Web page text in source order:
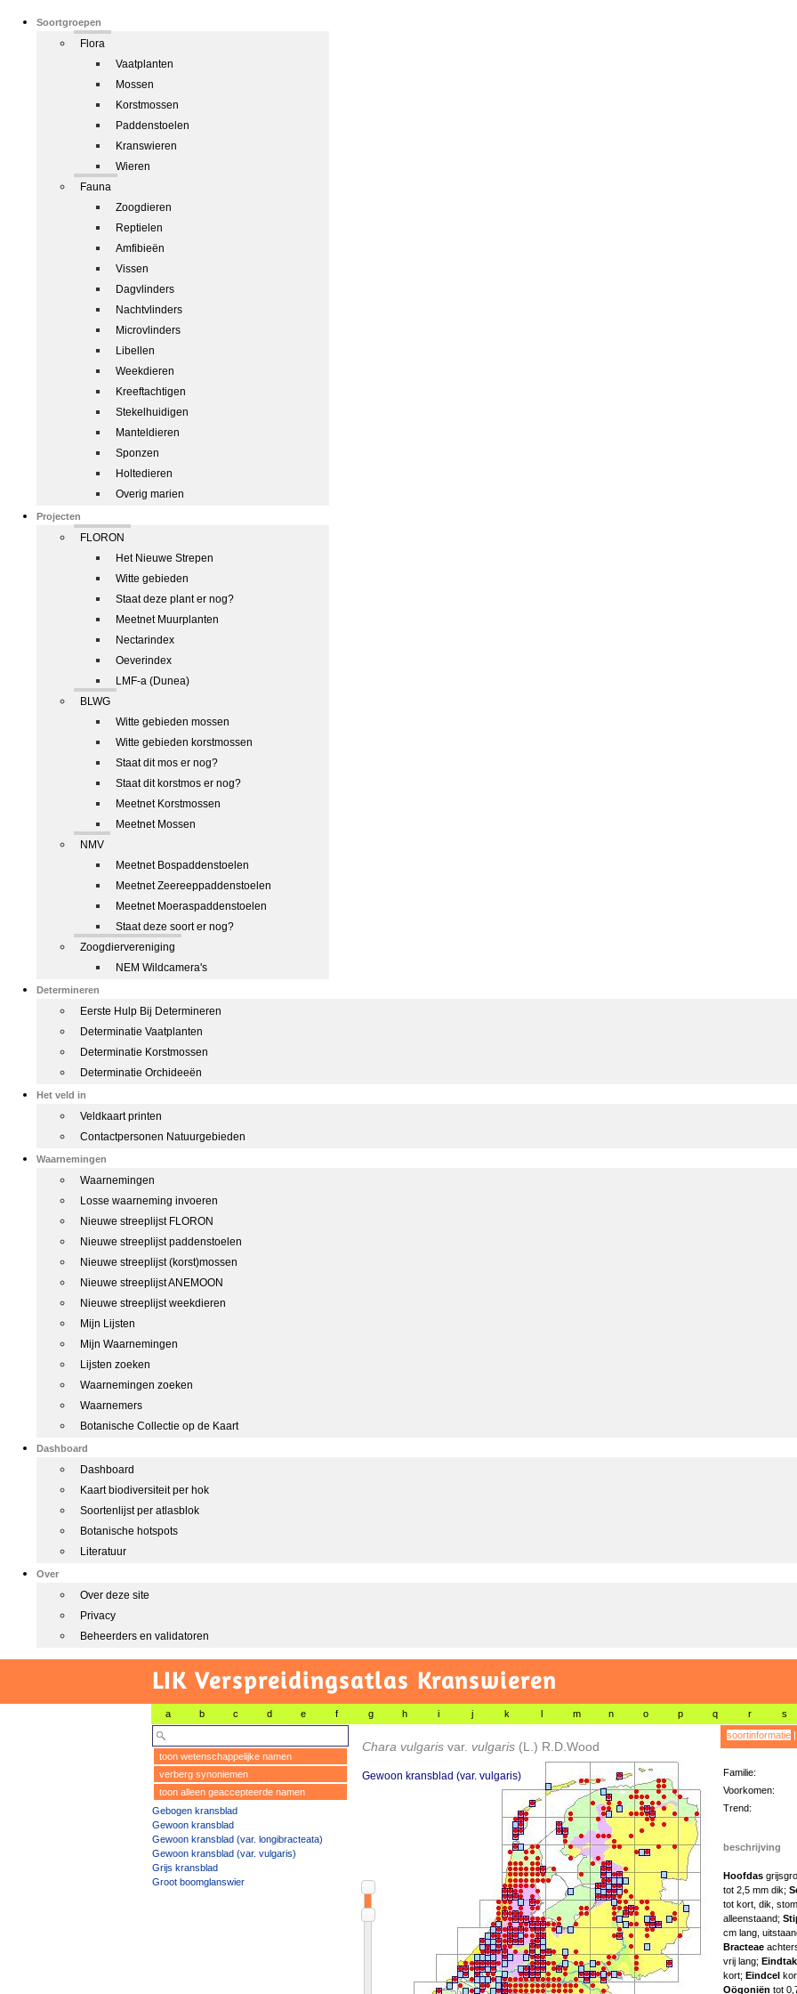
Soortgroepen
Flora
Vaatplanten
Mossen
Korstmossen
Paddenstoelen
Kranswieren
Wieren
Fauna
Zoogdieren
Reptielen
Amfibieën
Vissen
Dagvlinders
Nachtvlinders
Microvlinders
Libellen
Weekdieren
Kreeftachtigen
Stekelhuidigen
Manteldieren
Sponzen
Holtedieren
Overig marien
Projecten
FLORON
Het Nieuwe Strepen
Witte gebieden
Staat deze plant er nog?
Meetnet Muurplanten
Nectarindex
Oeverindex
LMF-a (Dunea)
BLWG
Witte gebieden mossen
Witte gebieden korstmossen
Staat dit mos er nog?
Staat dit korstmos er nog?
Meetnet Korstmossen
Meetnet Mossen
NMV
Meetnet Bospaddenstoelen
Meetnet Zeereeppaddenstoelen
Meetnet Moeraspaddenstoelen
Staat deze soort er nog?
Zoogdiervereniging
NEM Wildcamera's
Determineren
Eerste Hulp Bij Determineren
Determinatie Vaatplanten
Determinatie Korstmossen
Determinatie Orchideeën
Het veld in
Veldkaart printen
Contactpersonen Natuurgebieden
Waarnemingen
Waarnemingen
Losse waarneming invoeren
Nieuwe streeplijst FLORON
Nieuwe streeplijst paddenstoelen
Nieuwe streeplijst (korst)mossen
Nieuwe streeplijst ANEMOON
Nieuwe streeplijst weekdieren
Mijn Lijsten
Mijn Waarnemingen
Lijsten zoeken
Waarnemingen zoeken
Waarnemers
Botanische Collectie op de Kaart
Dashboard
Dashboard
Kaart biodiversiteit per hok
Soortenlijst per atlasblok
Botanische hotspots
Literatuur
Over
Over deze site
Privacy
Beheerders en validatoren
LIK Verspreidingsatlas Kranswieren
a b c d e f g h i j k l m n o p q r s
toon wetenschappelijke namen
verberg synoniemen
toon alleen geaccepteerde namen
Gebogen kransblad
Gewoon kransblad
Gewoon kransblad (var. longibracteata)
Gewoon kransblad (var. vulgaris)
Grijs kransblad
Groot boomglanswier
Chara vulgaris var. vulgaris (L.) R.D.Wood
Gewoon kransblad (var. vulgaris)
soortinformatie|
Familie:
Voorkomen:
Trend:
beschrijving
Hoofdas
tot 2,5 mm dik;
tot kort, dik,
alleenstaand;
cm lang,
Bracteae
vrij lang;
kort; Eindcel
Oögoniën tot